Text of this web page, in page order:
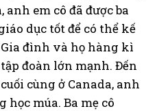
em cô đã được ba
dục tốt để có thể kế
đình và họ hàng kì
đoàn lớn mạnh. Đến
cùng ở Canada, anh
học múa. Ba mẹ cô